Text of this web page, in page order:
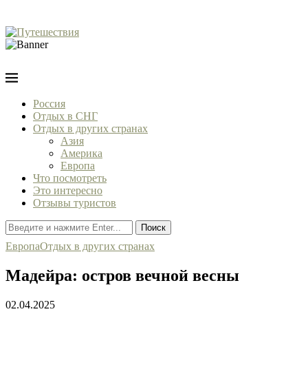
Россия
Отдых в СНГ
Отдых в других странах
Азия
Америка
Европа
Что посмотреть
Это интересно
Отзывы туристов
Поиск
ЕвропаОтдых в других странах
Мадейра: остров вечной весны
02.04.2025